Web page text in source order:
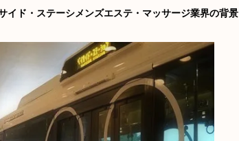
イド・ステーシメンズエステ・マッサージ業界の背景